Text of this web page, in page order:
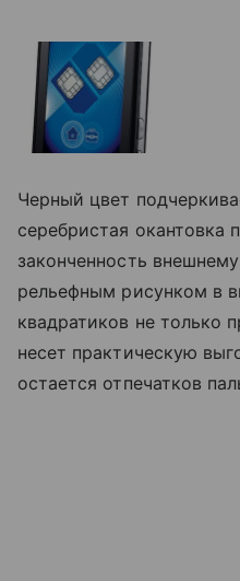
Черный цвет
серебристая окантовка
законченность
рельефным рисунком в
квадратиков не только
несет практическую
остается отпечатков